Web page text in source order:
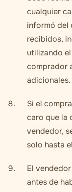
cualquier
informó del
recibidos,
utilizando
comprador
adicionales.
Si el
caro que la
vendedor,
solo hasta
El
antes de